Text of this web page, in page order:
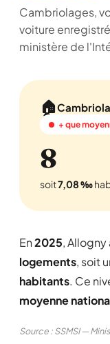
Cambriolages,
voiture
ministère de
🏠
+ que
8
soit7,08 ‰
En2025,
logements, soit
habitants. Ce
moyenne
Source : SSMSI —